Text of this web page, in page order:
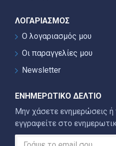
ΛΟΓΑΡΙΑΣΜΌΣ
Ο λογαριασμός μου
Οι παραγγελίες μου
Newsletter
ΕΝΗΜΕΡΩΤΙΚΌ ΔΕΛΤΊΟ
Μην χάσετε ενημερώσεις ή
εγγραφείτε στο